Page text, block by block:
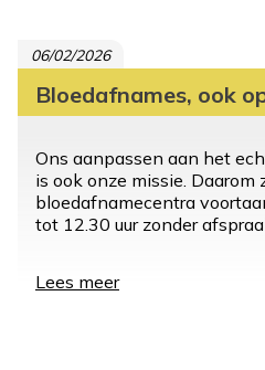
06/02/2026
Bloedafnames, ook
Ons aanpassen aan het
is ook onze missie. Daarom
bloedafnamecentra
tot 12.30 uur zonder
Lees meerover